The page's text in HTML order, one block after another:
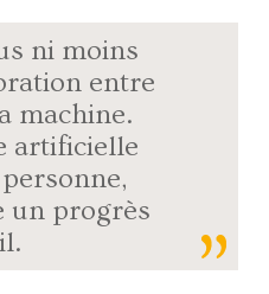
ni moins
entre
machine.
artificielle
un progrès